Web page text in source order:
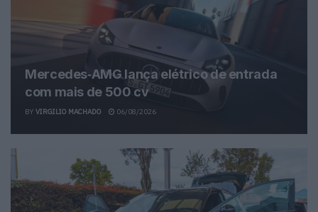
Mercedes‑AMG lança elétrico de entrada
com mais de 500 cv
BY VIRGILIO MACHADO 06/08/2026